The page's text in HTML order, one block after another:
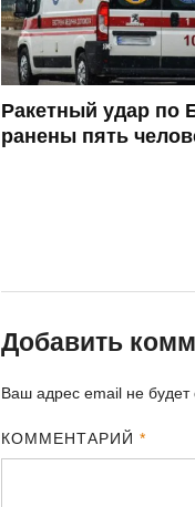
Ракетный удар по
ранены пять
Добавить
Ваш адрес email не будет
КОММЕНТАРИЙ*